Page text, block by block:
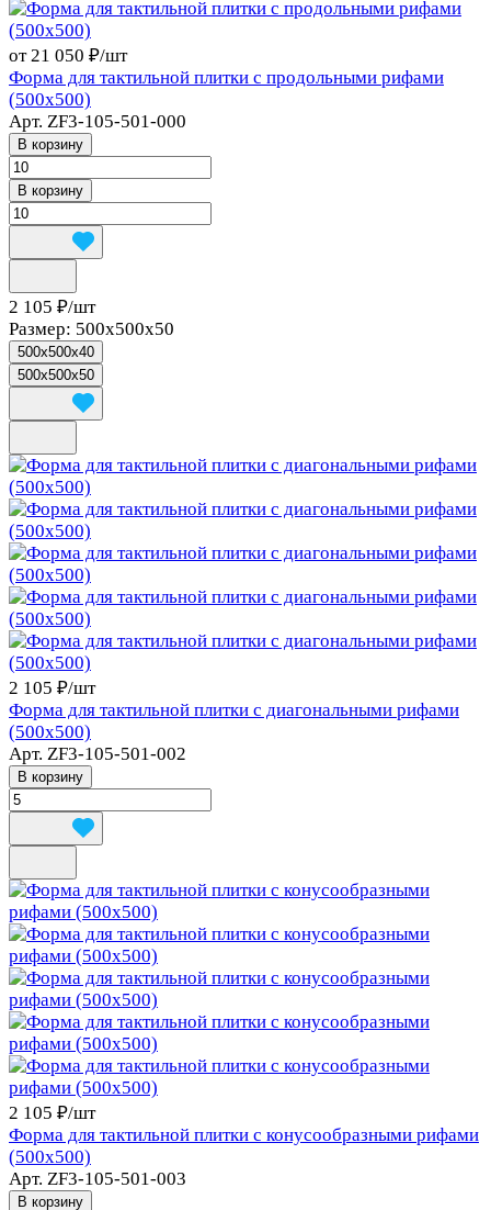
от 21 050 ₽/шт
Форма для тактильной плитки с продольными рифами
(500х500)
Арт. ZF3-105-501-000
В корзину
В корзину
2 105 ₽/шт
Размер: 500х500х50
500х500х40
500х500х50
2 105 ₽/шт
Форма для тактильной плитки с диагональными рифами
(500х500)
Арт. ZF3-105-501-002
В корзину
2 105 ₽/шт
Форма для тактильной плитки с конусообразными рифами
(500х500)
Арт. ZF3-105-501-003
В корзину